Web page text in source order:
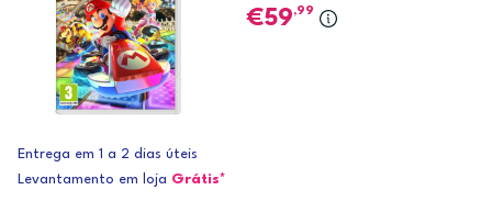
59,99
Entrega em 1 a 2 dias úteis
Levantamento em loja Grátis*